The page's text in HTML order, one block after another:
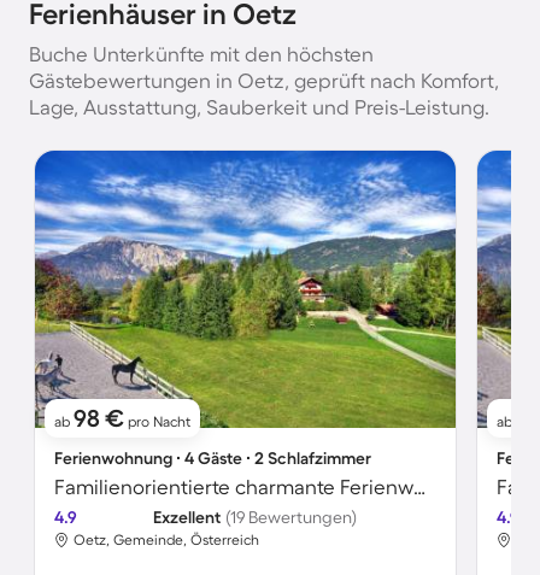
Ferienhäuser in Oetz
Buche Unterkünfte mit den höchsten
Gästebewertungen in Oetz, geprüft nach Komfort,
Lage, Ausstattung, Sauberkeit und Preis-Leistung.
ab 98 € pro Nacht
Ferienwohnung ∙ 4 Gäste ∙ 2 Schlafzimmer
Familienorientierte charmante Ferienwohnung mit Terrasse, Garten und Grill | Seeblick | Haustiere erlaubt
4.9 Exzellent (19 Bewertungen)
Oetz, Gemeinde, Österreich
ab
4.9